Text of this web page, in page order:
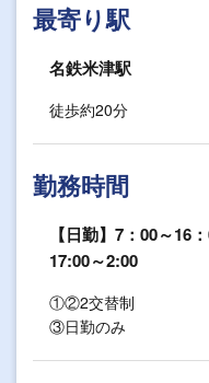
最寄り駅
名鉄米津駅
徒歩約20分
勤務時間
【日勤】7：00～
17:00～2:00
①②2交替制
③日勤のみ